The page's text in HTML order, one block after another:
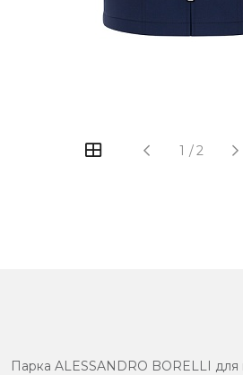
1 /2
Парка ALESSANDRO BORELLI